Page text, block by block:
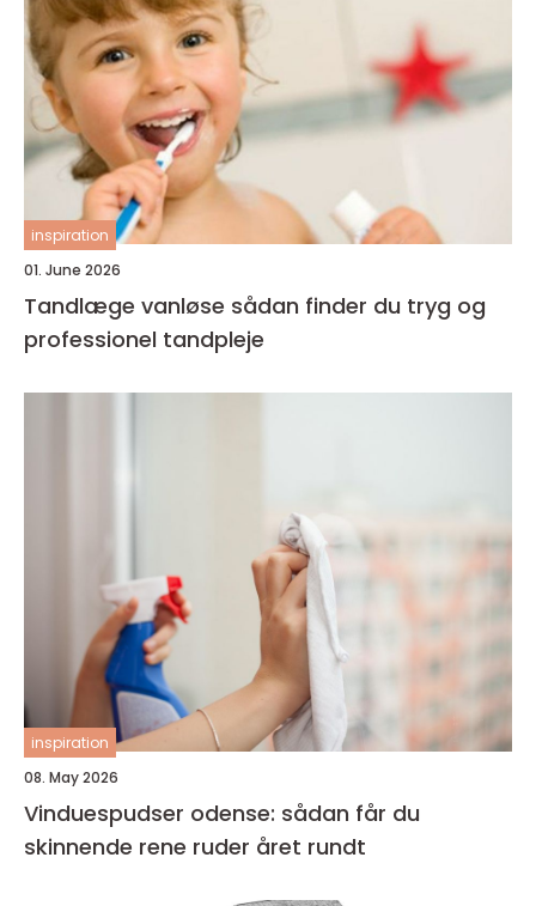
inspiration
01. June 2026
Tandlæge vanløse sådan finder du tryg og
professionel tandpleje
inspiration
08. May 2026
Vinduespudser odense: sådan får du
skinnende rene ruder året rundt